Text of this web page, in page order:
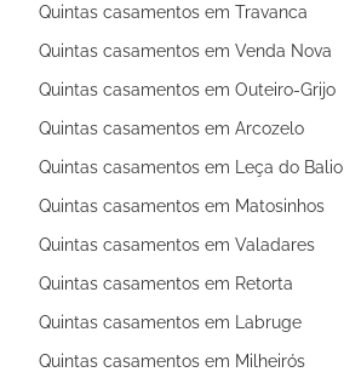
Quintas casamentos em Travanca
Quintas casamentos em Venda Nova
Quintas casamentos em Outeiro-Grijo
Quintas casamentos em Arcozelo
Quintas casamentos em Leça do Balio
Quintas casamentos em Matosinhos
Quintas casamentos em Valadares
Quintas casamentos em Retorta
Quintas casamentos em Labruge
Quintas casamentos em Milheirós